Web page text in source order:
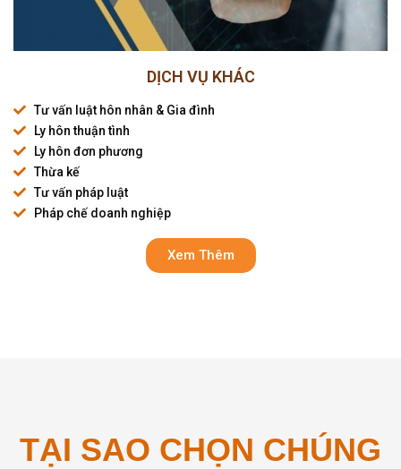
DỊCH VỤ KHÁC
Tư vấn luật hôn nhân & Gia đình
Ly hôn thuận tình
Ly hôn đơn phương
Thừa kế
Tư vấn pháp luật
Pháp chế doanh nghiệp
Xem Thêm
TẠI SAO CHỌN CHÚNG